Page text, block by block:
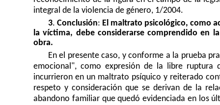
integral de la violencia de género, 1/2004.
3.Conclusión: El maltrato psicológico, como
la víctima, debe considerarse comprendido en
obra.
En el presente caso, y conforme a la prueba
emocional", como expresión de la libre ruptura
incurrieron en un maltrato psíquico y reiterado
respeto y consideración que se derivan de la
abandono familiar que quedó evidenciada en los